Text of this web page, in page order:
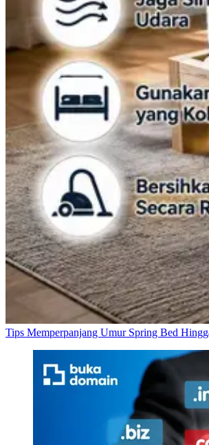
Tips Memperpanjang Umur Spring Bed